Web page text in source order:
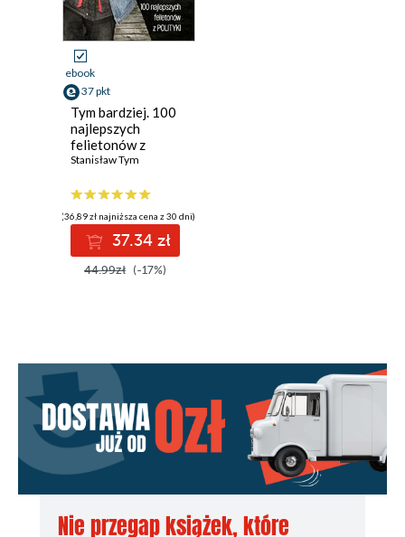
ebook
37 pkt
Tym bardziej. 100
najlepszych
felietonów z
Polityki
Stanisław Tym
(36,89 zł najniższa cena z 30 dni)
37.34 zł
44.99zł (-17%)
Nie przegap książek, które